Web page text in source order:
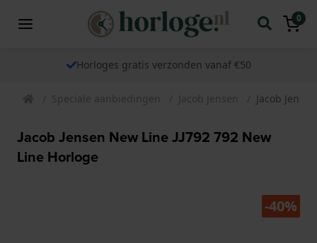
0
Horloges gratis verzonden vanaf €50
Speciale aanbiedingen Jacob Jensen Jacob
Jacob Jensen New Line JJ792 792 New
Line Horloge
-40%